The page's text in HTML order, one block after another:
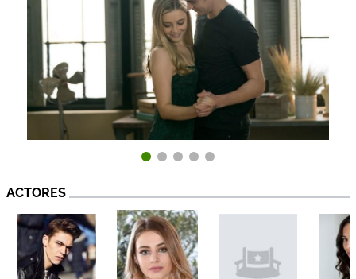
ACTORES